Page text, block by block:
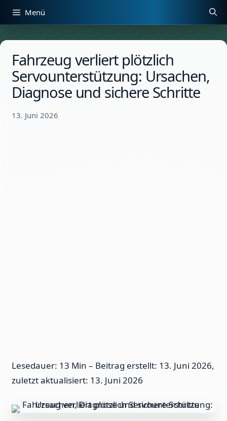
Zum
Inhalt
Menü
Fahrzeug verliert plötzlich
Servounterstützung: Ursachen,
Diagnose und sichere Schritte
13. Juni 2026
Lesedauer: 13 Min – Beitrag erstellt: 13. Juni 2026,
zuletzt aktualisiert: 13. Juni 2026